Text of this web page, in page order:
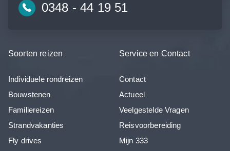
0348 - 44 19 51
Soorten reizen
Individuele rondreizen
Bouwstenen
Familiereizen
Strandvakanties
Fly drives
Service en Contact
Contact
Actueel
Veelgestelde Vragen
Reisvoorbereiding
Mijn 333